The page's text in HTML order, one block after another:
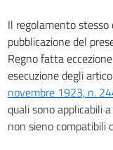
art. 29
art. 30
art. 31
art. 32
art. 33
Il regolamento
pubblicazione del
Regno fatta
esecuzione degli
novembre 1923, n.
quali sono applicabili
non sieno compatibili